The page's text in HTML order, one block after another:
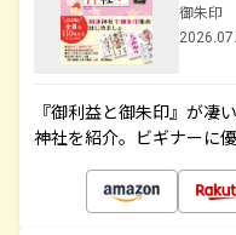
御朱印
『御利益と御朱印』が凄
神社を紹介。ビギナーに